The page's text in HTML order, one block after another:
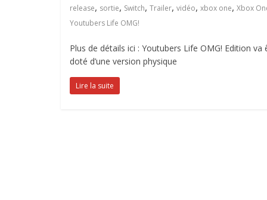
release, sortie, Switch, Trailer, vidéo, xbox one, Xbox
Youtubers Life OMG!
Plus de détails ici : Youtubers Life OMG! Edition va
doté d’une version physique
Lire la suite